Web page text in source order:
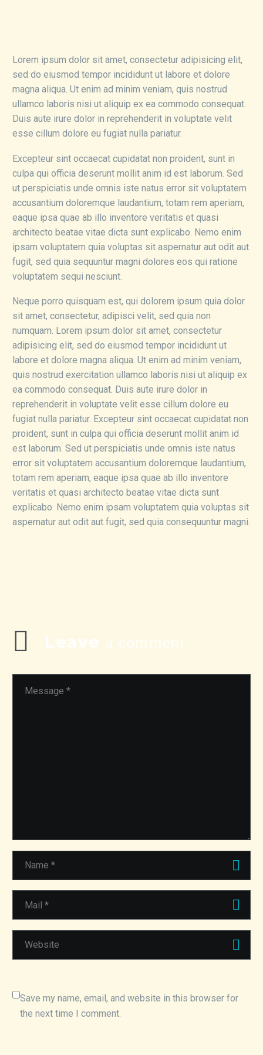
Lorem ipsum dolor sit amet, consectetur adipisicing elit,
sed do eiusmod tempor incididunt ut labore et dolore
magna aliqua. Ut enim ad minim veniam, quis nostrud
ullamco laboris nisi ut aliquip ex ea commodo consequat.
Duis aute irure dolor in reprehenderit in voluptate velit
esse cillum dolore eu fugiat nulla pariatur.
Excepteur sint occaecat cupidatat non proident, sunt in
culpa qui officia deserunt mollit anim id est laborum. Sed
ut perspiciatis unde omnis iste natus error sit voluptatem
accusantium doloremque laudantium, totam rem aperiam,
eaque ipsa quae ab illo inventore veritatis et quasi
architecto beatae vitae dicta sunt explicabo. Nemo enim
ipsam voluptatem quia voluptas sit aspernatur aut odit aut
fugit, sed quia sequuntur magni dolores eos qui ratione
voluptatem sequi nesciunt.
Neque porro quisquam est, qui dolorem ipsum quia dolor
sit amet, consectetur, adipisci velit, sed quia non
numquam. Lorem ipsum dolor sit amet, consectetur
adipisicing elit, sed do eiusmod tempor incididunt ut
labore et dolore magna aliqua. Ut enim ad minim veniam,
quis nostrud exercitation ullamco laboris nisi ut aliquip ex
ea commodo consequat. Duis aute irure dolor in
reprehenderit in voluptate velit esse cillum dolore eu
fugiat nulla pariatur. Excepteur sint occaecat cupidatat non
proident, sunt in culpa qui officia deserunt mollit anim id
est laborum. Sed ut perspiciatis unde omnis iste natus
error sit voluptatem accusantium doloremque laudantium,
totam rem aperiam, eaque ipsa quae ab illo inventore
veritatis et quasi architecto beatae vitae dicta sunt
explicabo. Nemo enim ipsam voluptatem quia voluptas sit
aspernatur aut odit aut fugit, sed quia consequuntur magni.
Leave a comment
Save my name, email, and website in this browser for
the next time I comment.